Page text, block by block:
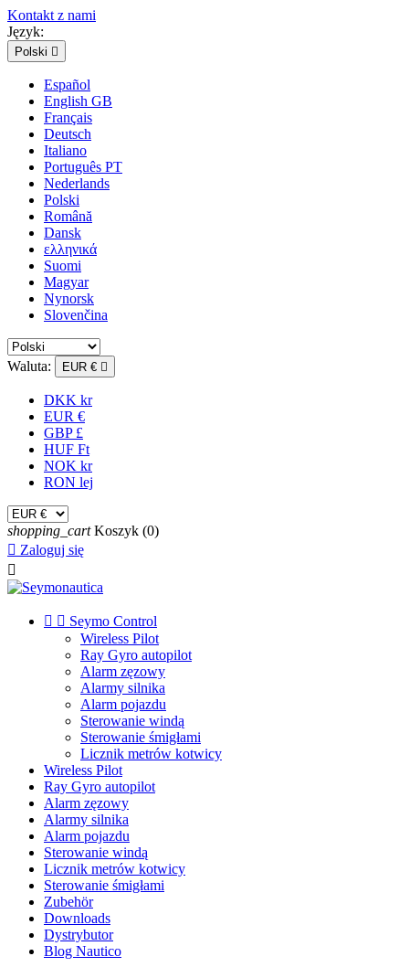
Kontakt z nami
Język:
Polski 
Español
English GB
Français
Deutsch
Italiano
Português PT
Nederlands
Polski
Română
Dansk
ελληνικά
Suomi
Magyar
Nynorsk
Slovenčina
Waluta: EUR € 
DKK kr
EUR €
GBP £
HUF Ft
NOK kr
RON lej
shopping_cart Koszyk (0)
 Zaloguj się

  Seymo Control
Wireless Pilot
Ray Gyro autopilot
Alarm zęzowy
Alarmy silnika
Alarm pojazdu
Sterowanie windą
Sterowanie śmigłami
Licznik metrów kotwicy
Wireless Pilot
Ray Gyro autopilot
Alarm zęzowy
Alarmy silnika
Alarm pojazdu
Sterowanie windą
Licznik metrów kotwicy
Sterowanie śmigłami
Zubehör
Downloads
Dystrybutor
Blog Nautico